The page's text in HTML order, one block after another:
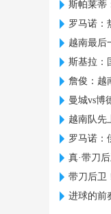
斯帕莱蒂
罗马诺：
越南最后
斯基拉：
詹俊：越
曼城vs博
越南队先
罗马诺：
真·带刀
带刀后卫
进球的前